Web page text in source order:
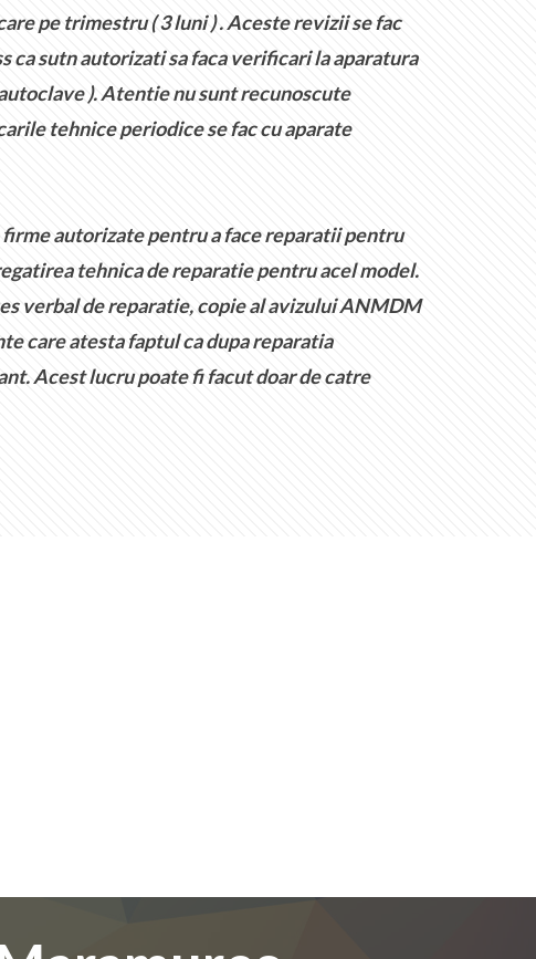
pe trimestru ( 3 luni ) . Aceste revizii se fac
sutn autorizati sa faca verificari la aparatura
). Atentie nu sunt recunoscute
tehnice periodice se fac cu aparate
autorizate pentru a face reparatii pentru
tehnica de reparatie pentru acel model.
verbal de reparatie, copie al avizului ANMDM
care atesta faptul ca dupa reparatia
Acest lucru poate fi facut doar de catre